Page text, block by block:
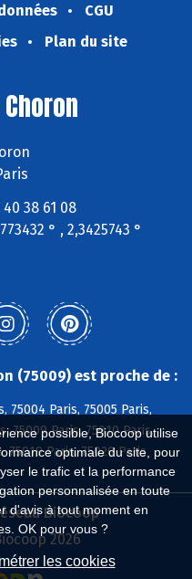
possible, Biocoop utilise
optimale du site, pour
le trafic et la performance
personnalisée en toute
d'avis à tout moment en
OK pour vous ?
les cookies
CGU
Plan du site
38 61 08
° , 2,3425743 °
(75009) est proche de :
75004 Paris, 75005 Paris,
75009 Paris, 75010 Paris,
75019 Paris, 75020 Paris
Biocoop
2026